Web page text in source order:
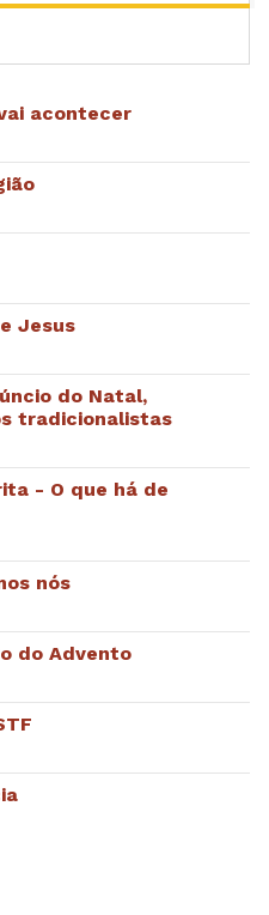
acontecer
Jesus
do Natal,
tradicionalistas
- O que há de
nós
do Advento